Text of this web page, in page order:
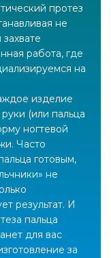
протез
не
работа, где
на
изделие
(или пальца
ногтевой
Часто
готовым,
не
результат. И
пальца
для вас
за